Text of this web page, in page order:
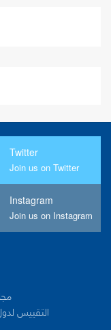
Twitter
Join us on Twitter
Instagram
Join us on Instagram
التقييس